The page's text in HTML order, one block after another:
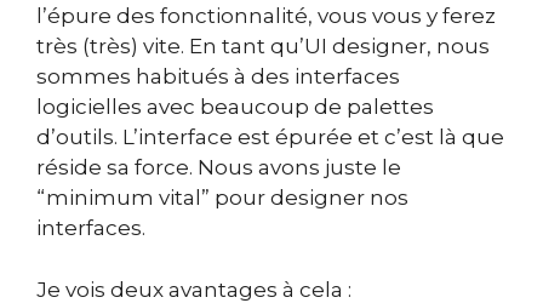
l’épure des fonctionnalité, vous vous y ferez
très (très) vite. En tant qu’UI designer, nous
sommes habitués à des interfaces
logicielles avec beaucoup de palettes
d’outils. L’interface est épurée et c’est là que
réside sa force. Nous avons juste le
“minimum vital” pour designer nos
interfaces.
Je vois deux avantages à cela :